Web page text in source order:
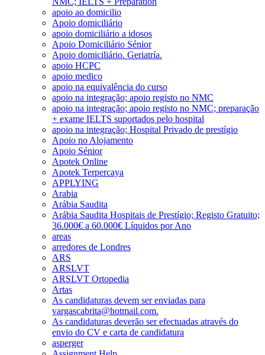
apoio ao domicilio
Apoio domiciliário
apoio domiciliário a idosos
Apoio Domiciliário Sénior
Apoio domiciliário. Geriatría.
apoio HCPC
apoio medico
apoio na equivalência do curso
apoio na integração; apoio registo no NMC
apoio na integração; apoio registo no NMC; preparação
+ exame IELTS suportados pelo hospital
apoio na integração; Hospital Privado de prestígio
Apoio no Alojamento
Apoio Sénior
Apotek Online
Apotek Terpercaya
APPLYING
Arabia
Arábia Saudita
Arábia Saudita Hospitais de Prestígio; Registo Gratuito;
36.000€ a 60.000€ Líquidos por Ano
areas
arredores de Londres
ARS
ARSLVT
ARSLVT Ortopedia
Artas
As candidaturas devem ser enviadas para
vargascabrita@hotmail.com.
As candidaturas deverão ser efectuadas através do
envio do CV e carta de candidatura
asperger